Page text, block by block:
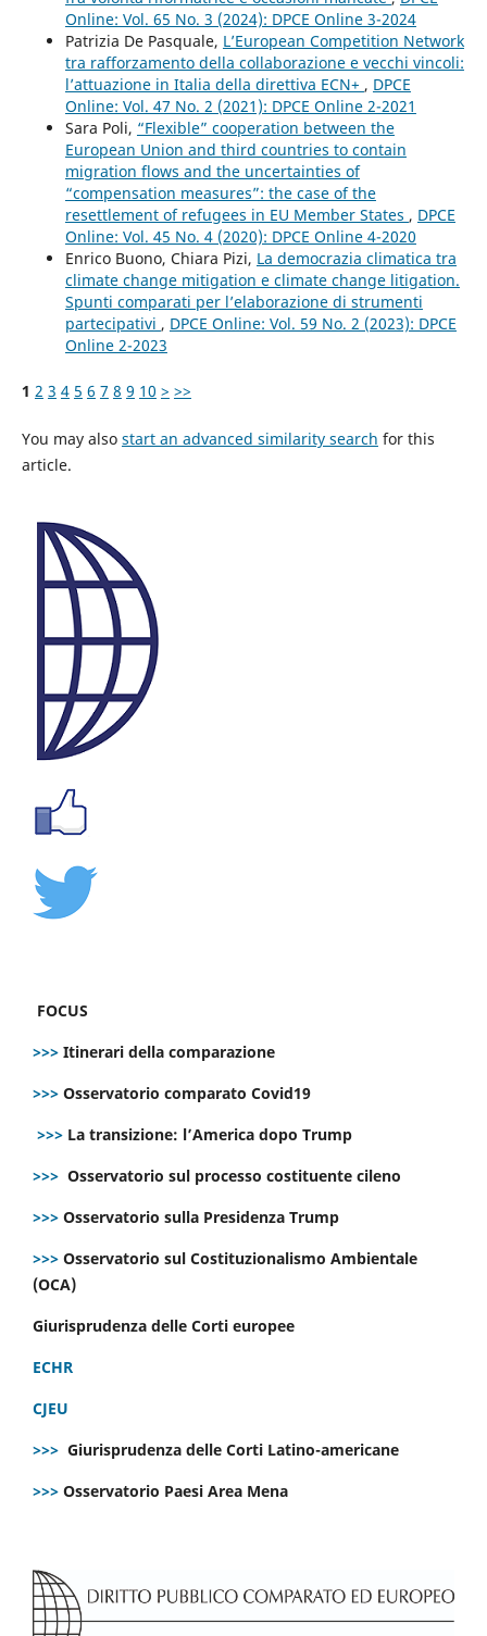
Online: Vol. 65 No. 3 (2024): DPCE Online 3-2024
Patrizia De Pasquale, L’European Competition Network
tra rafforzamento della collaborazione e vecchi vincoli:
l’attuazione in Italia della direttiva ECN+ , DPCE
Online: Vol. 47 No. 2 (2021): DPCE Online 2-2021
Sara Poli, “Flexible” cooperation between the
European Union and third countries to contain
migration flows and the uncertainties of
“compensation measures”: the case of the
resettlement of refugees in EU Member States , DPCE
Online: Vol. 45 No. 4 (2020): DPCE Online 4-2020
Enrico Buono, Chiara Pizi, La democrazia climatica tra
climate change mitigation e climate change litigation.
Spunti comparati per l’elaborazione di strumenti
partecipativi , DPCE Online: Vol. 59 No. 2 (2023): DPCE
Online 2-2023
1 2 3 4 5 6 7 8 9 10 > >>
You may also start an advanced similarity search for this
article.
FOCUS
>>> Itinerari della comparazione
>>> Osservatorio comparato Covid19
>>> La transizione: l’America dopo Trump
>>> Osservatorio sul processo costituente cileno
>>> Osservatorio sulla Presidenza Trump
>>> Osservatorio sul Costituzionalismo Ambientale
(OCA)
Giurisprudenza delle Corti europee
ECHR
CJEU
>>> Giurisprudenza delle Corti Latino-americane
>>> Osservatorio Paesi Area Mena